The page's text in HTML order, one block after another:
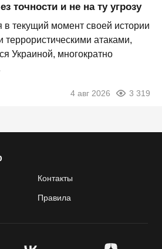
точности и не на ту угрозу
в текущий момент своей истории
атаками,
Украиной, многократно
4 авг 2026 3 319
Контакты
Правила